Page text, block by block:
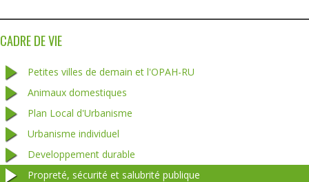
CADRE DE VIE
Petites villes de demain et l'OPAH-RU
Animaux domestiques
Plan Local d'Urbanisme
Urbanisme individuel
Developpement durable
Propreté, sécurité et salubrité publique